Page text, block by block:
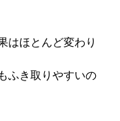
はほとんど変わり
ふき取りやすいの